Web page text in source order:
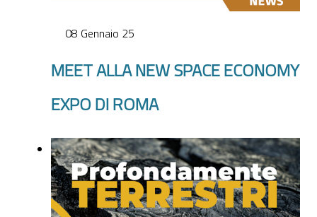
08 Gennaio 25
MEET ALLA NEW SPACE ECONOMY
EXPO DI ROMA